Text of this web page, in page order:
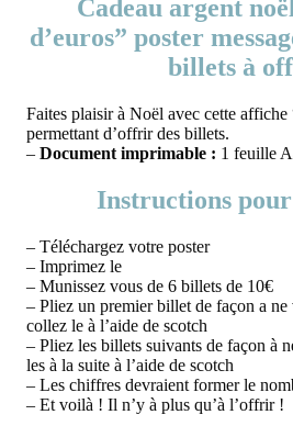
Cadeau argent
d’euros” poster
billets à
Faites plaisir à Noël avec cette
permettant d’offrir des billets.
– Document imprimable : 1 feuille
Instructions
– Téléchargez votre poster
– Imprimez le
– Munissez vous de 6 billets de 10€
– Pliez un premier billet de façon a
collez le à l’aide de scotch
– Pliez les billets suivants de façon à
les à la suite à l’aide de scotch
– Les chiffres devraient former le
– Et voilà ! Il n’y à plus qu’à l’offrir !